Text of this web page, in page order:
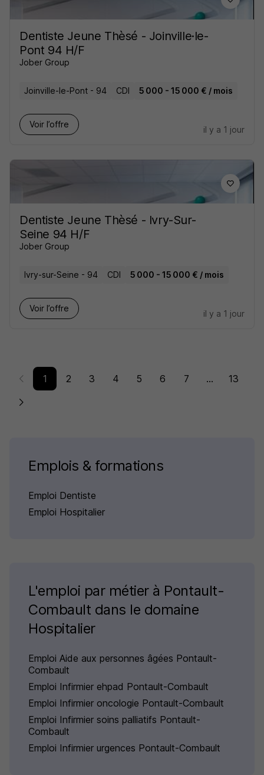
Dentiste Jeune Thèsé - Joinville·le-
Pont 94 H/F
Jober Group
Joinville-le-Pont - 94 CDI 5 000 - 15 000 € / mois
Voir l’offre
il y a 1 jour
Dentiste Jeune Thèsé - Ivry-Sur-
Seine 94 H/F
Jober Group
Ivry-sur-Seine - 94 CDI 5 000 - 15 000 € / mois
Voir l’offre
il y a 1 jour
1 2 3 4 5 6 7 ... 13
Emplois & formations
Emploi Dentiste
Emploi Hospitalier
L'emploi par métier à Pontault-
Combault dans le domaine
Hospitalier
Emploi Aide aux personnes âgées Pontault-
Combault
Emploi Infirmier ehpad Pontault-Combault
Emploi Infirmier oncologie Pontault-Combault
Emploi Infirmier soins palliatifs Pontault-
Combault
Emploi Infirmier urgences Pontault-Combault